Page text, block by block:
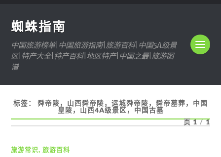
蜘蛛指南
中国旅游榜单|中国旅游指南|旅游百科|中国5A级景
区|特产大全|特产百科|地区特产|中国之最|旅游图
谱
标签： 舜帝陵，山西舜帝陵，运城舜帝陵，舜帝墓葬，中国
皇陵，山西4A级景区，中国古墓
页 1 / 1
旅游常识,旅游百科